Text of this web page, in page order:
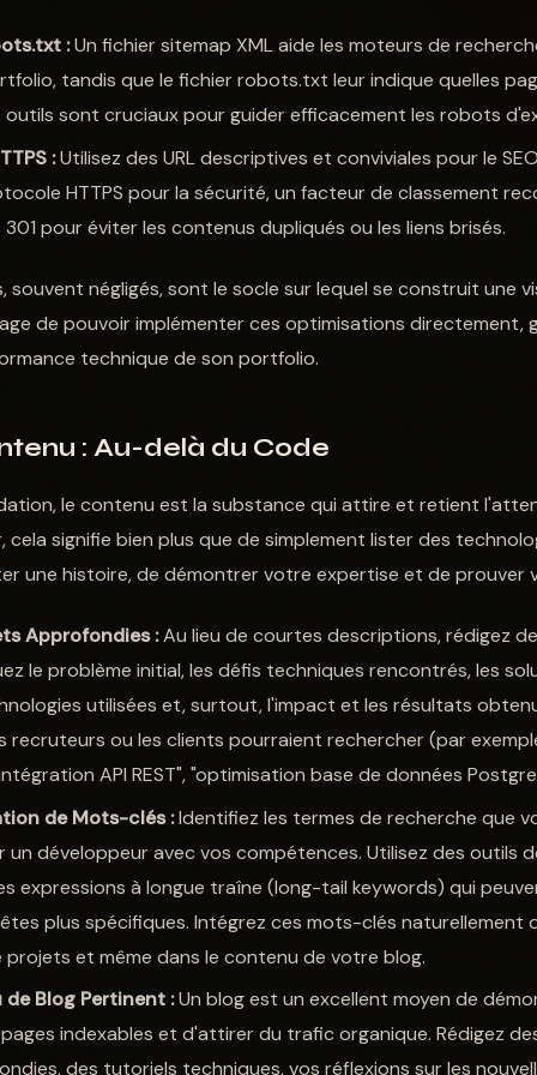
:Un fichier sitemap XML aide les moteurs de
tandis que le fichier robots.txt leur indique quelles
outils sont cruciaux pour guider efficacement les robots
:Utilisez des URL descriptives et conviviales pour le
HTTPS pour la sécurité, un facteur de classement
pour éviter les contenus dupliqués ou les liens brisés.
souvent négligés, sont le socle sur lequel se construit une
de pouvoir implémenter ces optimisations directement,
technique de son portfolio.
: Au-delà du Code
le contenu est la substance qui attire et retient
signifie bien plus que de simplement lister des
une histoire, de démontrer votre expertise et de prouver
Approfondies :Au lieu de courtes descriptions, rédigez
le problème initial, les défis techniques rencontrés, les
utilisées et, surtout, l'impact et les résultats
recruteurs ou les clients pourraient rechercher (par
API REST", "optimisation base de données
de Mots-clés :Identifiez les termes de recherche que
développeur avec vos compétences. Utilisez des outils
expressions à longue traîne (long-tail keywords) qui
plus spécifiques. Intégrez ces mots-clés naturellement
et même dans le contenu de votre blog.
Blog Pertinent :Un blog est un excellent moyen de
indexables et d'attirer du trafic organique. Rédigez
des tutoriels techniques, vos réflexions sur les